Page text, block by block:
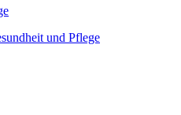
und Pflege